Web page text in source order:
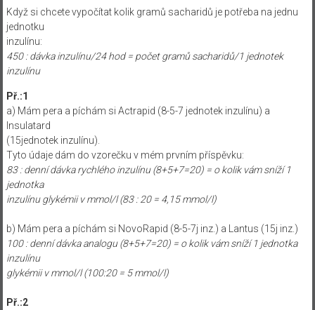
Když si chcete vypočítat kolik gramů sacharidů je potřeba na jednu
jednotku
inzulínu:
450 : dávka inzulínu/24 hod = počet gramů sacharidů/1 jednotek
inzulínu
Př.:1
a) Mám pera a píchám si Actrapid (8-5-7 jednotek inzulínu) a
Insulatard
(15jednotek inzulínu).
Tyto údaje dám do vzorečku v mém prvním příspěvku:
83 : denní dávka rychlého inzulínu (8+5+7=20) = o kolik vám sníží 1
jednotka
inzulínu glykémii v mmol/l (83 : 20 = 4,15 mmol/l)
b) Mám pera a píchám si NovoRapid (8-5-7j inz.) a Lantus (15j inz.)
100 : denní dávka analogu (8+5+7=20) = o kolik vám sníží 1 jednotka
inzulínu
glykémii v mmol/l (100:20 = 5 mmol/l)
Př.:2